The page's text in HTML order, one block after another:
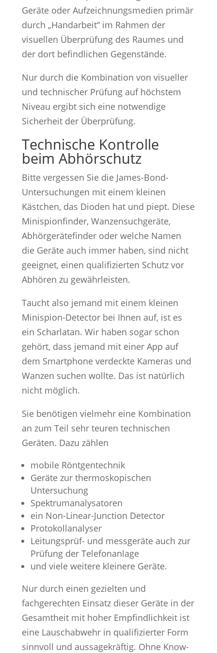
Geräte oder Aufzeichnungsmedien primär
durch „Handarbeit“ im Rahmen der
visuellen Überprüfung des Raumes und
der dort befindlichen Gegenstände.
Nur durch die Kombination von visueller
und technischer Prüfung auf höchstem
Niveau ergibt sich eine notwendige
Sicherheit der Überprüfung.
Technische Kontrolle
beim Abhörschutz
Bitte vergessen Sie die James-Bond-
Untersuchungen mit einem kleinen
Kästchen, das Dioden hat und piept. Diese
Minispionfinder, Wanzensuchgeräte,
Abhörgerätefinder oder welche Namen
die Geräte auch immer haben, sind nicht
geeignet, einen qualifizierten Schutz vor
Abhören zu gewährleisten.
Taucht also jemand mit einem kleinen
Minispion-Detector bei Ihnen auf, ist es
ein Scharlatan. Wir haben sogar schon
gehört, dass jemand mit einer App auf
dem Smartphone verdeckte Kameras und
Wanzen suchen wollte. Das ist natürlich
nicht möglich.
Sie benötigen vielmehr eine Kombination
an zum Teil sehr teuren technischen
Geräten. Dazu zählen
mobile Röntgentechnik
Geräte zur thermoskopischen
Untersuchung
Spektrumanalysatoren
ein Non-Linear-Junction Detector
Protokollanalyser
Leitungsprüf- und messgeräte auch zur
Prüfung der Telefonanlage
und viele weitere kleinere Geräte.
Nur durch einen gezielten und
fachgerechten Einsatz dieser Geräte in der
Gesamtheit mit hoher Empfindlichkeit ist
eine Lauschabwehr in qualifizierter Form
sinnvoll und aussagekräftig. Ohne Know-